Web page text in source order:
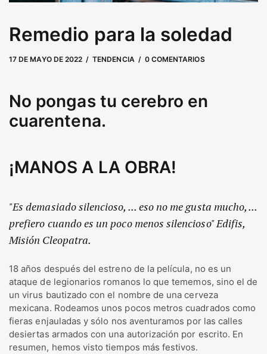
Remedio para la soledad
17 DE MAYO DE 2022
17 DE SEPTIEMBRE DE 2025TENDENCIA 0 COMENTARIOS
poruser
No pongas tu cerebro en
cuarentena.
¡MANOS A LA OBRA!
"Es demasiado silencioso, ... eso no me gusta mucho, ...
prefiero cuando es un poco menos silencioso" Edifis,
Misión Cleopatra.
18 años después del estreno de la película, no es un
ataque de legionarios romanos lo que tememos, sino el de
un virus bautizado con el nombre de una cerveza
mexicana. Rodeamos unos pocos metros cuadrados como
fieras enjauladas y sólo nos aventuramos por las calles
desiertas armados con una autorización por escrito. En
resumen, hemos visto tiempos más festivos.